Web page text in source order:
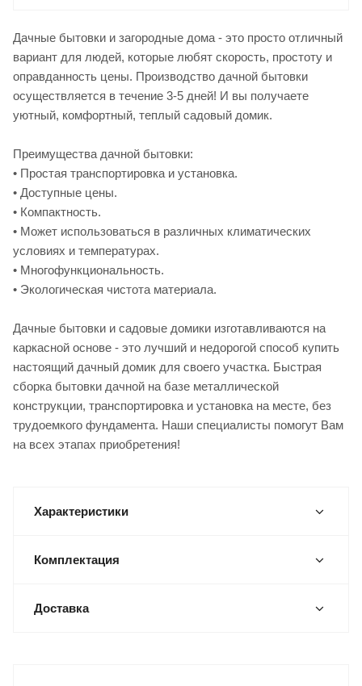
Дачные бытовки и загородные дома - это просто отличный
вариант для людей, которые любят скорость, простоту и
оправданность цены. Производство дачной бытовки
осуществляется в течение 3-5 дней! И вы получаете
уютный, комфортный, теплый садовый домик.
Преимущества дачной бытовки:
• Простая транспортировка и установка.
• Доступные цены.
• Компактность.
• Может использоваться в различных климатических
условиях и температурах.
• Многофункциональность.
• Экологическая чистота материала.
Дачные бытовки и садовые домики изготавливаются на
каркасной основе - это лучший и недорогой способ купить
настоящий дачный домик для своего участка. Быстрая
сборка бытовки дачной на базе металлической
конструкции, транспортировка и установка на месте, без
трудоемкого фундамента. Наши специалисты помогут Вам
на всех этапах приобретения!
Характеристики
Комплектация
Доставка